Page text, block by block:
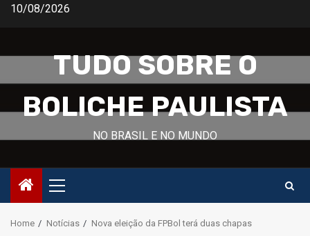
Skip10/08/2026
TUDO SOBRE O
BOLICHE PAULISTA
NO BRASIL E NO MUNDO
Primary
Menu
Home Notícias Nova eleição da FPBol terá duas chapas